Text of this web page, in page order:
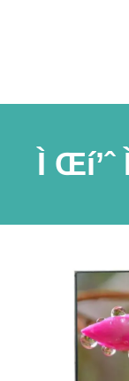
Ì Œí’ˆ